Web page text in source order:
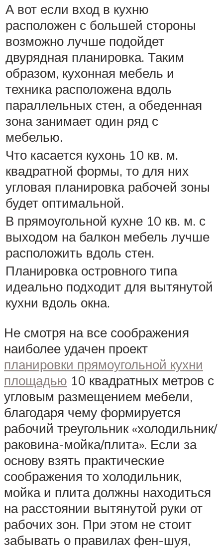
А вот если вход в кухню
расположен с большей стороны
возможно лучше подойдет
двурядная планировка. Таким
образом, кухонная мебель и
техника расположена вдоль
параллельных стен, а обеденная
зона занимает один ряд с
мебелью.
Что касается кухонь 10 кв. м.
квадратной формы, то для них
угловая планировка рабочей зоны
будет оптимальной.
В прямоугольной кухне 10 кв. м. с
выходом на балкон мебель лучше
расположить вдоль стен.
Планировка островного типа
идеально подходит для вытянутой
кухни вдоль окна.
Не смотря на все соображения
наиболее удачен проект
планировки прямоугольной кухни
площадью 10 квадратных метров с
угловым размещением мебели,
благодаря чему формируется
рабочий треугольник «холодильник/
раковина-мойка/плита». Если за
основу взять практические
соображения то холодильник,
мойка и плита должны находиться
на расстоянии вытянутой руки от
рабочих зон. При этом не стоит
забывать о правилах фен-шуя,